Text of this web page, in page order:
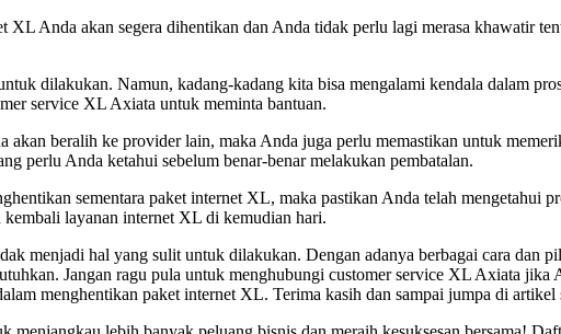
XL Anda akan segera dihentikan dan Anda tidak perlu lagi merasa khawatir
dilakukan. Namun, kadang-kadang kita bisa mengalami kendala dalam
service XL Axiata untuk meminta bantuan.
beralih ke provider lain, maka Anda juga perlu memastikan untuk
perlu Anda ketahui sebelum benar-benar melakukan pembatalan.
sementara paket internet XL, maka pastikan Anda telah mengetahui
layanan internet XL di kemudian hari.
menjadi hal yang sulit untuk dilakukan. Dengan adanya berbagai cara dan
Jangan ragu pula untuk menghubungi customer service XL Axiata jika
menghentikan paket internet XL. Terima kasih dan sampai jumpa di artikel